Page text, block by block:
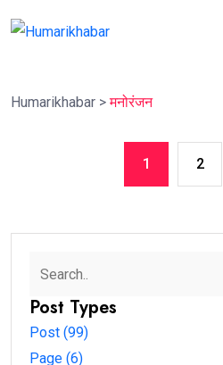
Humarikhabar >मनोरंजन
1 2
Post Types
Post (99)
Page (6)